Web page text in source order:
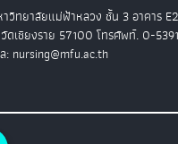
าวิทยาลัยแม่ฟ้าหลวง ชั้น 3 อาคาร E2
ดเชียงราย 57100 โทรศัพท์. 0-
: nursing@mfu.ac.th